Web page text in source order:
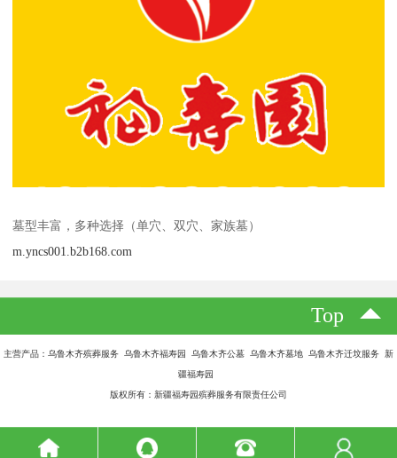
墓型丰富，多种选择（单穴、双穴、家族墓）
m.yncs001.b2b168.com
Top
主营产品：乌鲁木齐殡葬服务 乌鲁木齐福寿园 乌鲁木齐公墓 乌鲁木齐墓地 乌鲁木齐迁坟服务 新
疆福寿园
版权所有：新疆福寿园殡葬服务有限责任公司